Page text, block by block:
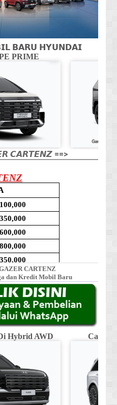
𝗕𝗔𝗥𝗨 𝗛𝗬𝗨𝗡𝗗𝗔𝗜
PRIME
𝘾𝘼𝙍𝙏𝙀𝙉𝙕 ==>
CARTENZ
dan Kredit Mobil Baru
Hybrid AWD